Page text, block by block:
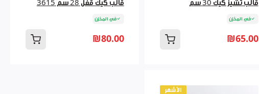
قالب تشيز كيك 30 سم
في المخزن
₪65.00
قالب كيك قفل 28 سم 3615
في المخزن
₪80.00
الأشهر